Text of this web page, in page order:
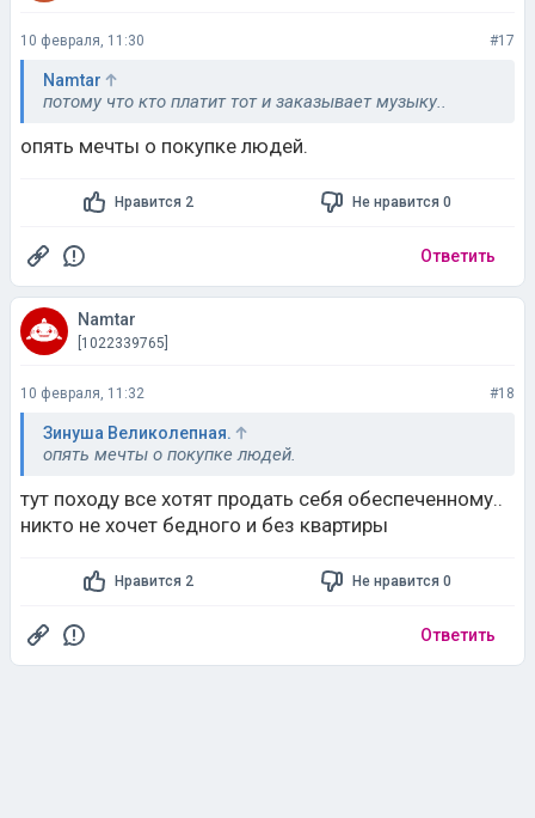
10 февраля, 11:30 #17
Namtar
потому что кто платит тот и заказывает музыку..
опять мечты о покупке людей.
Нравится 2 Не нравится 0
Ответить
Namtar
[1022339765]
10 февраля, 11:32 #18
Зинуша Великолепная.
опять мечты о покупке людей.
тут походу все хотят продать себя обеспеченному..
никто не хочет бедного и без квартиры
Нравится 2 Не нравится 0
Ответить